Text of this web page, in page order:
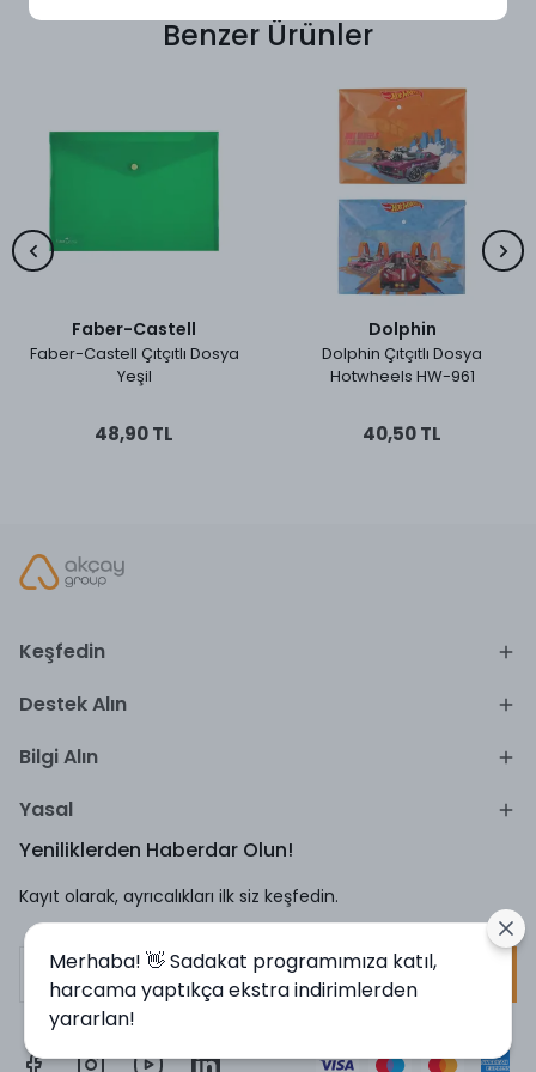
Benzer Ürünler
Faber-Castell
Faber-Castell Çıtçıtlı Dosya
Yeşil
48,90 TL
Dolphin
Dolphin Çıtçıtlı Dosya
Hotwheels HW-961
40,50 TL
Keşfedin
Destek Alın
Bilgi Alın
Yasal
Yeniliklerden Haberdar Olun!
Kayıt olarak, ayrıcalıkları ilk siz keşfedin.
Merhaba! 👋 Sadakat programımıza katıl,
harcama yaptıkça ekstra indirimlerden
yararlan!